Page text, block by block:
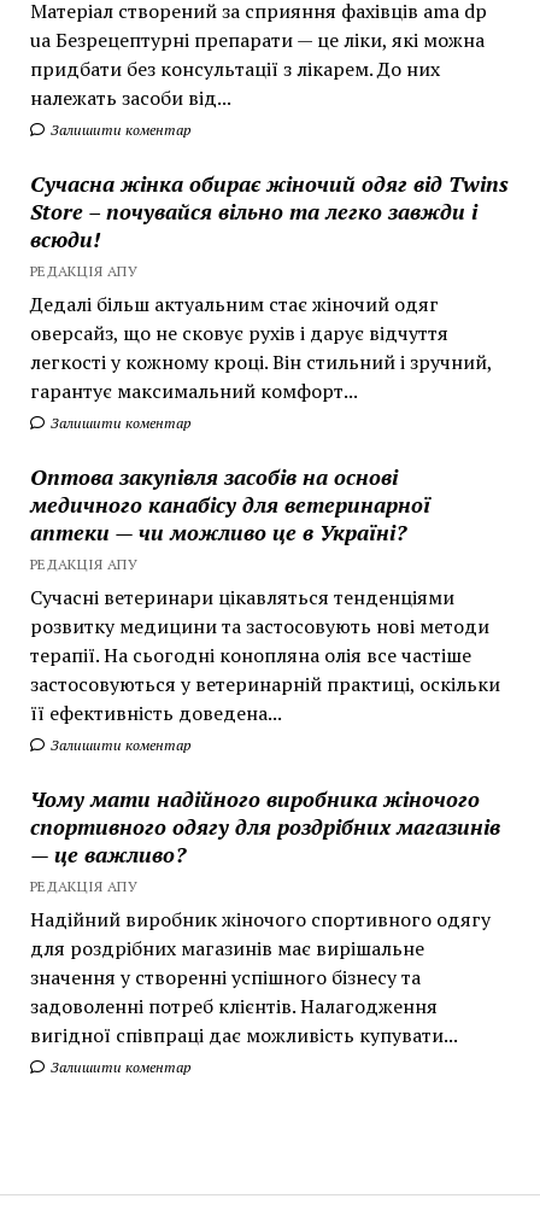
Матеріал створений за сприяння фахівців ama dp
ua Безрецептурні препарати — це ліки, які можна
придбати без консультації з лікарем. До них
належать засоби від...
Залишити коментар
Сучасна жінка обирає жіночий одяг від Twins
Store – почувайся вільно та легко завжди і
всюди!
РЕДАКЦІЯ АПУ
Дедалі більш актуальним стає жіночий одяг
оверсайз, що не сковує рухів і дарує відчуття
легкості у кожному кроці. Він стильний і зручний,
гарантує максимальний комфорт...
Залишити коментар
Оптова закупівля засобів на основі
медичного канабісу для ветеринарної
аптеки — чи можливо це в Україні?
РЕДАКЦІЯ АПУ
Сучасні ветеринари цікавляться тенденціями
розвитку медицини та застосовують нові методи
терапії. На сьогодні конопляна олія все частіше
застосовуються у ветеринарній практиці, оскільки
її ефективність доведена...
Залишити коментар
Чому мати надійного виробника жіночого
спортивного одягу для роздрібних магазинів
— це важливо?
РЕДАКЦІЯ АПУ
Надійний виробник жіночого спортивного одягу
для роздрібних магазинів має вирішальне
значення у створенні успішного бізнесу та
задоволенні потреб клієнтів. Налагодження
вигідної співпраці дає можливість купувати...
Залишити коментар